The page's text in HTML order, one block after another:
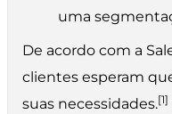
uma
De acordo com a
clientes esperam
suas necessidades.[1]